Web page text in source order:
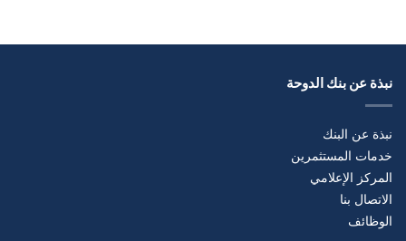
نبذة عن بنك الدوحة
نبذة عن البنك
خدمات المستثمرين
المركز الإعلامي
الاتصال بنا
الوظائف